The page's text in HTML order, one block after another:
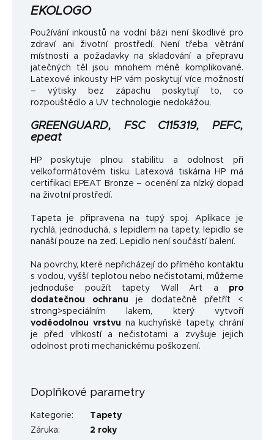
EKOLOGO
Používání inkoustů na vodní bázi není škodlivé pro
zdraví ani životní prostředí. Není třeba větrání
místnosti a požadavky na skladování a přepravu
jatečných těl jsou mnohem méně komplikované.
Latexové inkousty HP vám poskytují více možností
– výtisky bez zápachu poskytují to, co
rozpouštědlo a UV technologie nedokážou.
GREENGUARD, FSC C115319, PEFC,
epeat
HP poskytuje plnou stabilitu a odolnost při
velkoformátovém tisku. Latexová tiskárna HP má
certifikaci EPEAT Bronze – ocenění za nízký dopad
na životní prostředí.
Tapeta je připravena na tupý spoj. Aplikace je
rychlá, jednoduchá, s lepidlem na tapety, lepidlo se
nanáší pouze na zeď. Lepidlo není součástí balení.
Na povrchy, které nepřicházejí do přímého kontaktu
s vodou, vyšší teplotou nebo nečistotami, můžeme
jednoduše použít tapety Wall Art a pro
dodatečnou ochranu je dodatečně přetřít <
strong>speciálním lakem, který vytvoří
voděodolnou vrstvu na kuchyňské tapety, chrání
je před vlhkostí a nečistotami a zvyšuje jejich
odolnost proti mechanickému poškození.
Doplňkové parametry
Kategorie:
Tapety
Záruka:
2 roky